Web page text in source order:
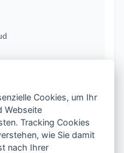
Cookies, um Ihr
Webseite
Tracking Cookies
wie Sie damit
nach Ihrer